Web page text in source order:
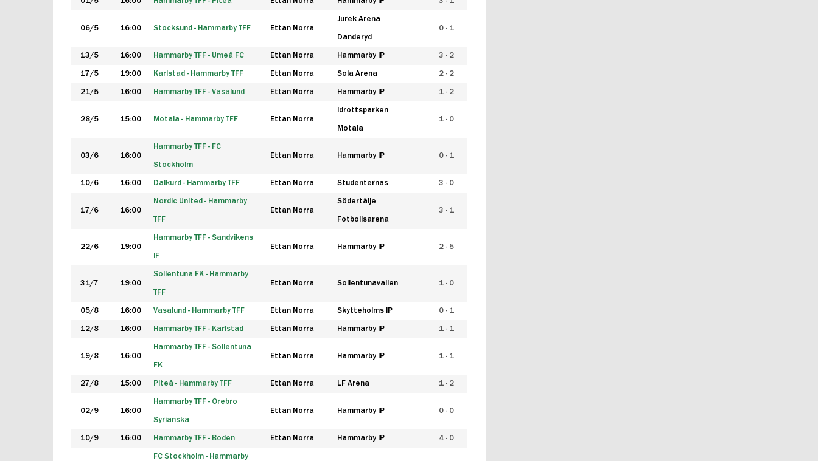
06/5 16:00 Stocksund - Hammarby TFF Ettan Norra
Jurek Arena
Danderyd
0 - 1
13/5 16:00 Hammarby TFF - Umeå FC Ettan Norra Hammarby IP 3 - 2
17/5 19:00 Karlstad - Hammarby TFF Ettan Norra Sola Arena 2 - 2
21/5 16:00 Hammarby TFF - Vasalund Ettan Norra Hammarby IP 1 - 2
28/5 15:00 Motala - Hammarby TFF Ettan Norra
Idrottsparken
Motala
1 - 0
03/6 16:00
Hammarby TFF - FC
Stockholm
Ettan Norra Hammarby IP 0 - 1
10/6 16:00 Dalkurd - Hammarby TFF Ettan Norra Studenternas 3 - 0
17/6 16:00
Nordic United - Hammarby
TFF
Ettan Norra
Södertälje
Fotbollsarena
3 - 1
22/6 19:00
Hammarby TFF - Sandvikens
IF
Ettan Norra Hammarby IP 2 - 5
31/7 19:00
Sollentuna FK - Hammarby
TFF
Ettan Norra Sollentunavallen 1 - 0
05/8 16:00 Vasalund - Hammarby TFF Ettan Norra Skytteholms IP 0 - 1
12/8 16:00 Hammarby TFF - Karlstad Ettan Norra Hammarby IP 1 - 1
19/8 16:00
Hammarby TFF - Sollentuna
FK
Ettan Norra Hammarby IP 1 - 1
27/8 15:00 Piteå - Hammarby TFF Ettan Norra LF Arena 1 - 2
02/9 16:00
Hammarby TFF - Örebro
Syrianska
Ettan Norra Hammarby IP 0 - 0
10/9 16:00 Hammarby TFF - Boden Ettan Norra Hammarby IP 4 - 0
FC Stockholm - Hammarby